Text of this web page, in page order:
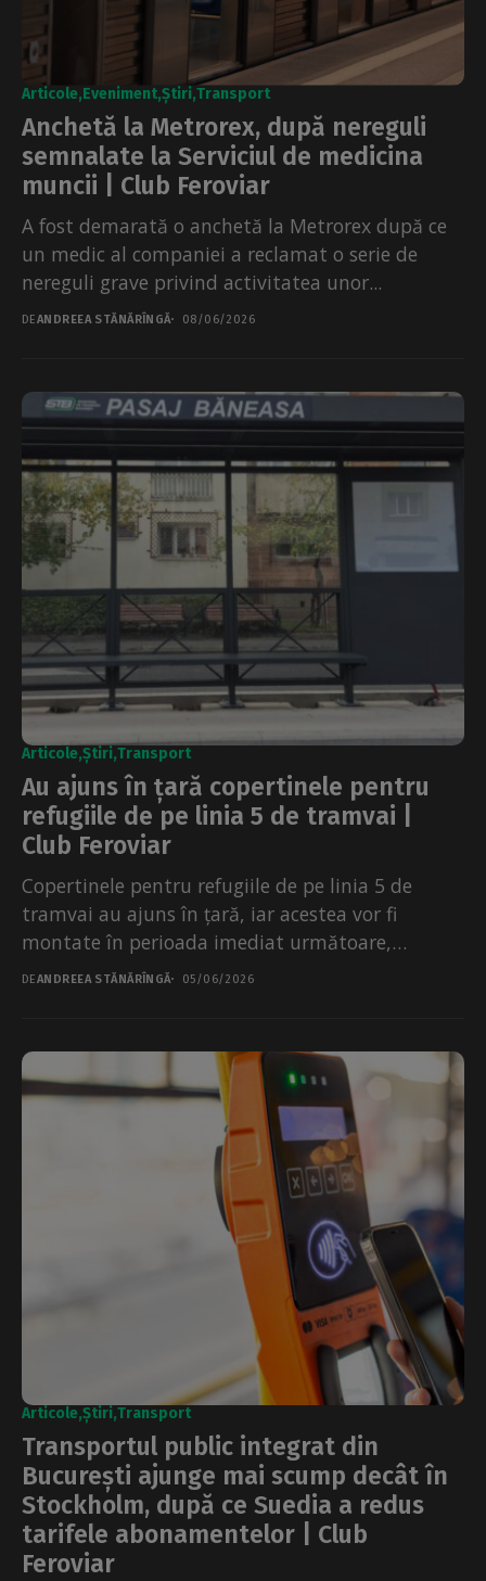
Articole Eveniment Știri Transport
Anchetă la Metrorex, după nereguli
semnalate la Serviciul de medicina
muncii | Club Feroviar
A fost demarată o anchetă la Metrorex după ce
un medic al companiei a reclamat o serie de
nereguli grave privind activitatea unor...
DEANDREEA STĂNĂRÎNGĂ 08/06/2026
Articole Știri Transport
Au ajuns în țară copertinele pentru
refugiile de pe linia 5 de tramvai |
Club Feroviar
Copertinele pentru refugiile de pe linia 5 de
tramvai au ajuns în țară, iar acestea vor fi
montate în perioada imediat următoare,
potrivit...
DEANDREEA STĂNĂRÎNGĂ 05/06/2026
Articole Știri Transport
Transportul public integrat din
București ajunge mai scump decât în
Stockholm, după ce Suedia a redus
tarifele abonamentelor | Club
Feroviar